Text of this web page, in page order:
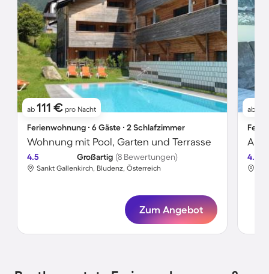
ab 111 € pro Nacht
Ferienwohnung ∙ 6 Gäste ∙ 2 Schlafzimmer
Wohnung mit Pool, Garten und Terrasse
4.5 Großartig (8 Bewertungen)
Sankt Gallenkirch, Bludenz, Österreich
Zum Angebot
ab
4.5